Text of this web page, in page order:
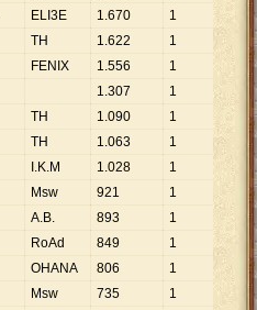
ELI3E 1.670 1 1
TH 1.622 1
FENIX 1.556 1 1.
1.307 1
TH 1.090 1
TH 1.063 1
I.K.M 1.028 1
Msw 921 1
A.B. 893 1
RoAd 849 1
OHANA 806 1
806
Msw 735 1